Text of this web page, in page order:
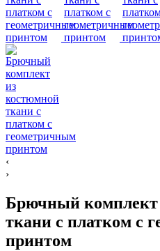
‹
›
Брючный комплект
ткани с платком с
принтом